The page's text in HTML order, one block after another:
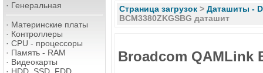
· Генеральная
· Материнские платы
· Контроллеры
· CPU - процессоры
· Память - RAM
· Видеокарты
Страница загрузок > Даташиты -
BCM3380ZKGSBG даташит
Broadcom QAMLink